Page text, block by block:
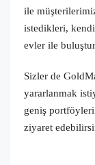
ile
istedikleri,
evler ile
Sizler de
yararlanmak
geniş
ziyaret